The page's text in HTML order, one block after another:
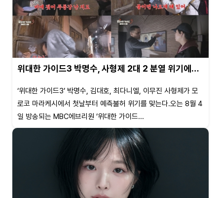
위대한 가이드3 박명수, 사형제 2대 2 분열 위기에…
‘위대한 가이드3’ 박명수, 김대호, 최다니엘, 이무진 사형제가 모
로코 마라케시에서 첫날부터 예측불허 위기를 맞는다.오는 8월 4
일 방송되는 MBC에브리원 ’위대한 가이드...